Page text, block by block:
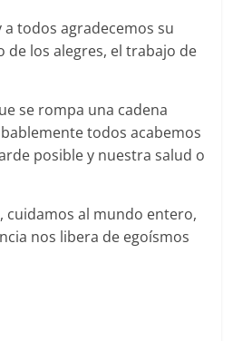
todos agradecemos su
los alegres, el trabajo de
se rompa una cadena
todos acabemos
posible y nuestra salud o
cuidamos al mundo entero,
nos libera de egoísmos